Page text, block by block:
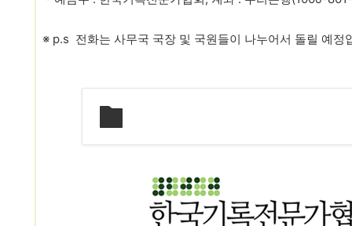
※ p.s 전화는 사무국 국장 및 국원들이 나누어서 돌릴 예정